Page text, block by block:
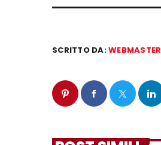
SCRITTO DA:WEBMASTER